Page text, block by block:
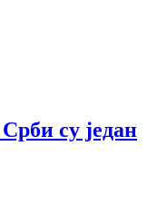
су један